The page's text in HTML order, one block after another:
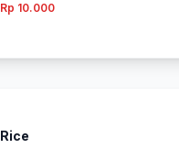
Rp 10.000
Rice